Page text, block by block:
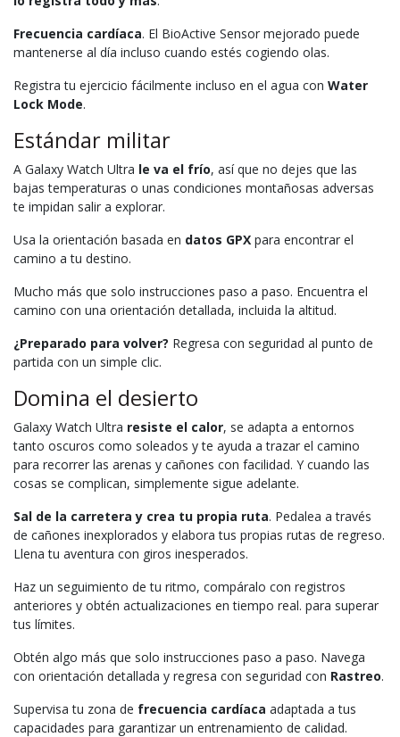
Frecuencia cardíaca. El BioActive Sensor mejorado puede
mantenerse al día incluso cuando estés cogiendo olas.
Registra tu ejercicio fácilmente incluso en el agua con Water
Lock Mode.
Estándar militar
A Galaxy Watch Ultra le va el frío, así que no dejes que las
bajas temperaturas o unas condiciones montañosas adversas
te impidan salir a explorar.
Usa la orientación basada en datos GPX para encontrar el
camino a tu destino.
Mucho más que solo instrucciones paso a paso. Encuentra el
camino con una orientación detallada, incluida la altitud.
¿Preparado para volver? Regresa con seguridad al punto de
partida con un simple clic.
Domina el desierto
Galaxy Watch Ultra resiste el calor, se adapta a entornos
tanto oscuros como soleados y te ayuda a trazar el camino
para recorrer las arenas y cañones con facilidad. Y cuando las
cosas se complican, simplemente sigue adelante.
Sal de la carretera y crea tu propia ruta. Pedalea a través
de cañones inexplorados y elabora tus propias rutas de regreso.
Llena tu aventura con giros inesperados.
Haz un seguimiento de tu ritmo, compáralo con registros
anteriores y obtén actualizaciones en tiempo real. para superar
tus límites.
Obtén algo más que solo instrucciones paso a paso. Navega
con orientación detallada y regresa con seguridad con Rastreo.
Supervisa tu zona de frecuencia cardíaca adaptada a tus
capacidades para garantizar un entrenamiento de calidad.